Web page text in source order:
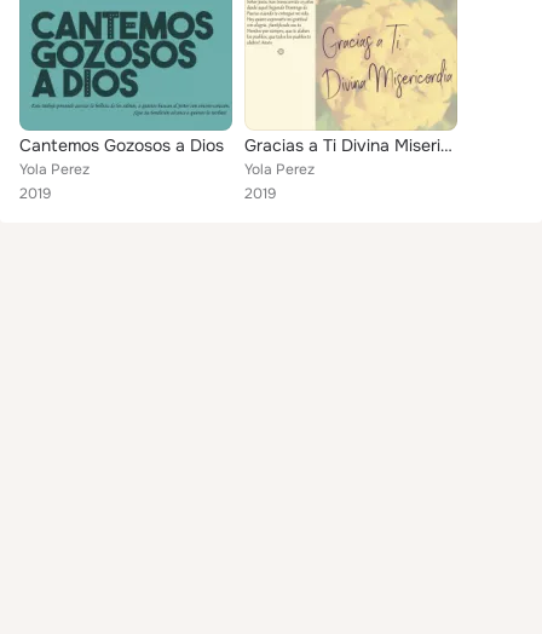
Cantemos Gozosos a Dios
Yola Perez
2019
Gracias a Ti Divina Misericordia
Yola Perez
2019